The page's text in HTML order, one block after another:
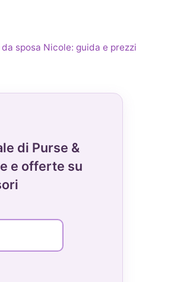
sposa Nicole: guida e prezzi
di Purse &
e offerte su